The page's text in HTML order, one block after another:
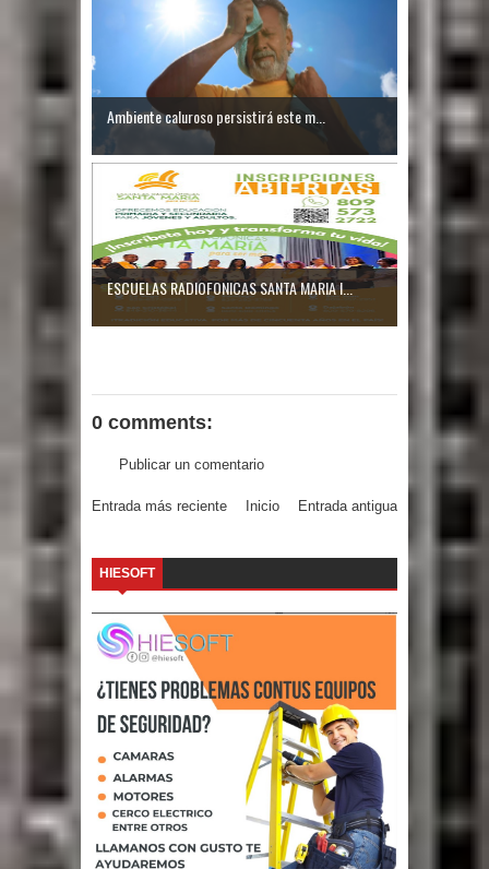
Ambiente caluroso persistirá este m...
ESCUELAS RADIOFONICAS SANTA MARIA I...
0 comments:
Publicar un comentario
Entrada más reciente Entrada antigua
Inicio
HIESOFT